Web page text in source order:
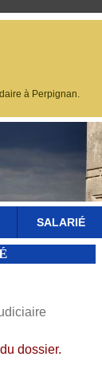
à Perpignan.
SALARIÉ
dossier.